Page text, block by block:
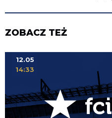
ZOBACZ TEŻ
12.05
14:33